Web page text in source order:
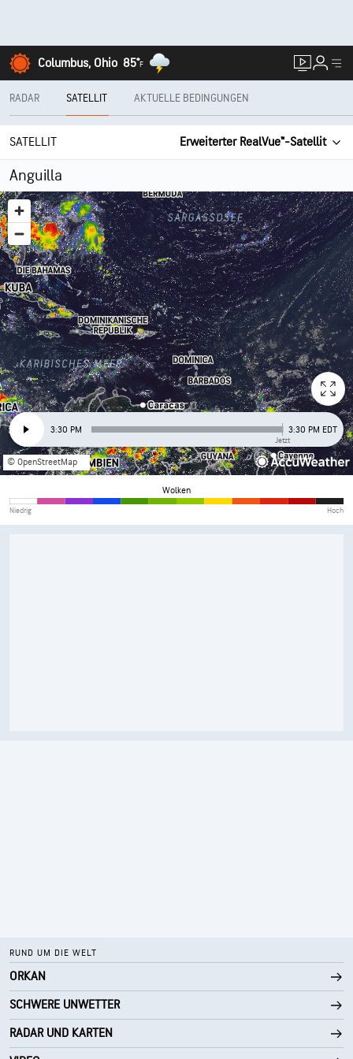
Columbus, Ohio 85°F
RADAR SATELLIT AKTUELLE BEDINGUNGEN
SATELLIT Erweiterter RealVue™-Satellit
Anguilla
3:30 PM
Jetzt
3:30 PM EDT
© OpenStreetMap
Wolken
Niedrig Hoch
RUND UM DIE WELT
ORKAN
SCHWERE UNWETTER
RADAR UND KARTEN